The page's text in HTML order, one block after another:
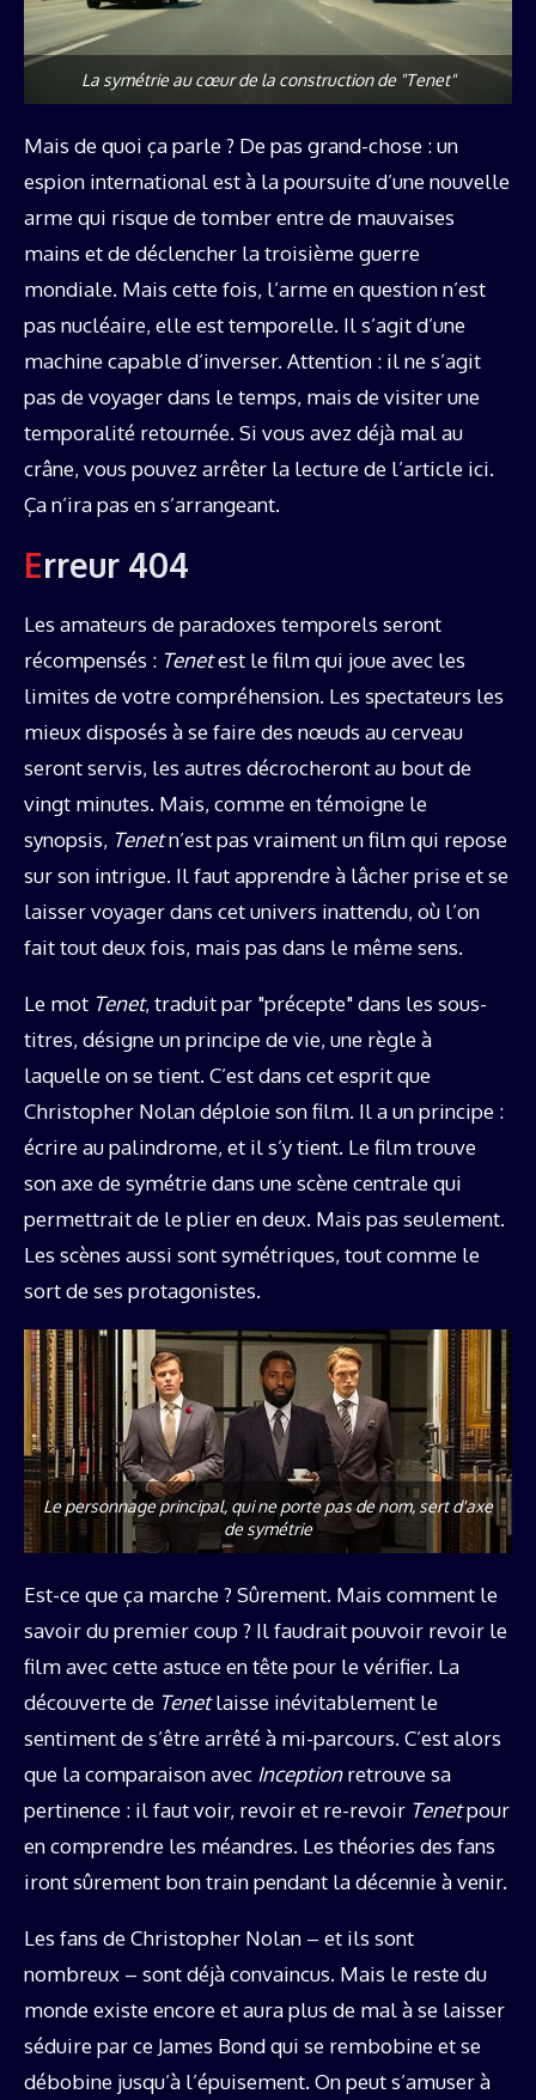
La symétrie au cœur de la construction de "Tenet"
Mais de quoi ça parle ? De pas grand-chose : un
espion international est à la poursuite d’une nouvelle
arme qui risque de tomber entre de mauvaises
mains et de déclencher la troisième guerre
mondiale. Mais cette fois, l’arme en question n’est
pas nucléaire, elle est temporelle. Il s’agit d’une
machine capable d’inverser. Attention : il ne s’agit
pas de voyager dans le temps, mais de visiter une
temporalité retournée. Si vous avez déjà mal au
crâne, vous pouvez arrêter la lecture de l’article ici.
Ça n’ira pas en s’arrangeant.
Erreur 404
Les amateurs de paradoxes temporels seront
récompensés : Tenetest le film qui joue avec les
limites de votre compréhension. Les spectateurs les
mieux disposés à se faire des nœuds au cerveau
seront servis, les autres décrocheront au bout de
vingt minutes. Mais, comme en témoigne le
synopsis, Tenetn’est pas vraiment un film qui repose
sur son intrigue. Il faut apprendre à lâcher prise et se
laisser voyager dans cet univers inattendu, où l’on
fait tout deux fois, mais pas dans le même sens.
Le mot Tenet, traduit par "précepte" dans les sous-
titres, désigne un principe de vie, une règle à
laquelle on se tient. C’est dans cet esprit que
Christopher Nolan déploie son film. Il a un principe :
écrire au palindrome, et il s’y tient. Le film trouve
son axe de symétrie dans une scène centrale qui
permettrait de le plier en deux. Mais pas seulement.
Les scènes aussi sont symétriques, tout comme le
sort de ses protagonistes.
Le personnage principal, qui ne porte pas de nom, sert d'axe
de symétrie
Est-ce que ça marche ? Sûrement. Mais comment le
savoir du premier coup ? Il faudrait pouvoir revoir le
film avec cette astuce en tête pour le vérifier. La
découverte de Tenetlaisse inévitablement le
sentiment de s’être arrêté à mi-parcours. C’est alors
que la comparaison avec Inceptionretrouve sa
pertinence : il faut voir, revoir et re-revoir Tenetpour
en comprendre les méandres. Les théories des fans
iront sûrement bon train pendant la décennie à venir.
Les fans de Christopher Nolan – et ils sont
nombreux – sont déjà convaincus. Mais le reste du
monde existe encore et aura plus de mal à se laisser
séduire par ce James Bond qui se rembobine et se
débobine jusqu’à l’épuisement. On peut s’amuser à